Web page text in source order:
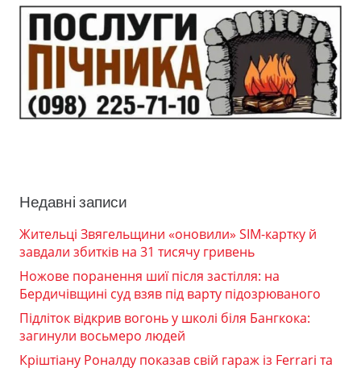
Недавні записи
Жительці Звягельщини «оновили» SIM-картку й
завдали збитків на 31 тисячу гривень
Ножове поранення шиї після застілля: на
Бердичівщині суд взяв під варту підозрюваного
Підліток відкрив вогонь у школі біля Бангкока:
загинули восьмеро людей
Кріштіану Роналду показав свій гараж із Ferrari та